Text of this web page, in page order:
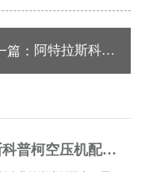
篇： 阿特拉斯科普
柯空压机配件
普柯空压机配件